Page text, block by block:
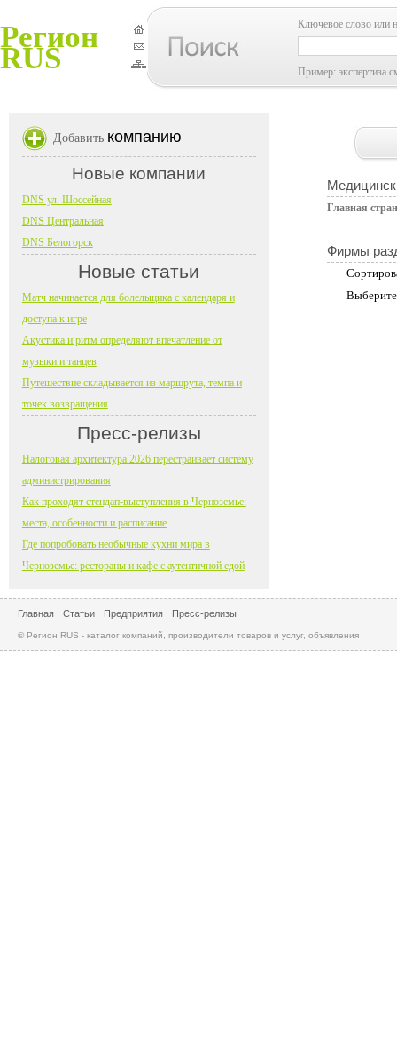
Регион
RUS
Ключевое слово или
Пример: экспертиза
Главная
Фирмы
Добавить компанию
Новые компании
DNS ул. Шоссейная
DNS Центральная
DNS Белогорск
Новые статьи
Матч начинается для болельщика с календаря и
доступа к игре
Акустика и ритм определяют впечатление от
музыки и танцев
Путешествие складывается из маршрута, темпа и
точек возвращения
Пресс-релизы
Налоговая архитектура 2026 перестраивает систему
администрирования
Как проходят стендап-выступления в Черноземье:
места, особенности и расписание
Где попробовать необычные кухни мира в
Черноземье: рестораны и кафе с аутентичной едой
Главная Статьи Предприятия Пресс-релизы
© Регион RUS - каталог компаний, производители товаров и услуг, объявления